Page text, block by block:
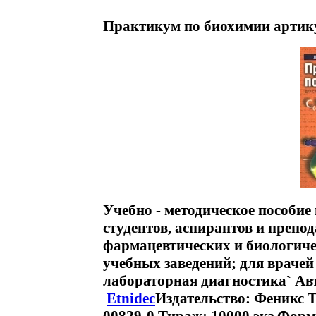
Практикум по биохимии
Учебно - методическое
студентов, аспирантов и
фармацевтических и
учебных заведений; для
лабораторная диагностика`
EtnidecИздательство: Феникс